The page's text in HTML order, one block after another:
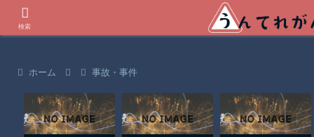
ホーム 事故・事件
検索